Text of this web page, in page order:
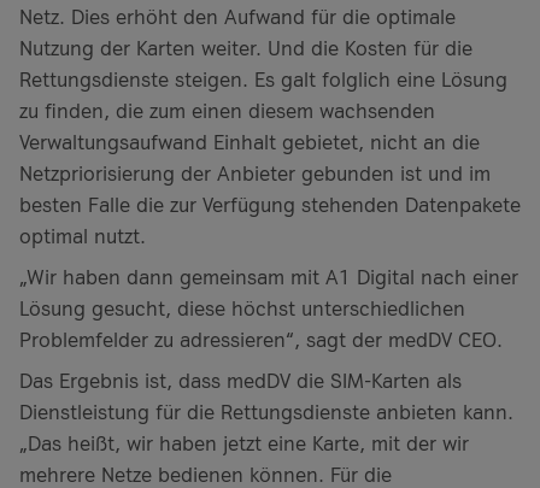
Netz. Dies erhöht den Aufwand für die optimale
Nutzung der Karten weiter. Und die Kosten für die
Rettungsdienste steigen. Es galt folglich eine Lösung
zu finden, die zum einen diesem wachsenden
Verwaltungsaufwand Einhalt gebietet, nicht an die
Netzpriorisierung der Anbieter gebunden ist und im
besten Falle die zur Verfügung stehenden Datenpakete
optimal nutzt.
„Wir haben dann gemeinsam mit A1 Digital nach einer
Lösung gesucht, diese höchst unterschiedlichen
Problemfelder zu adressieren“, sagt der medDV CEO.
Das Ergebnis ist, dass medDV die SIM-Karten als
Dienstleistung für die Rettungsdienste anbieten kann.
„Das heißt, wir haben jetzt eine Karte, mit der wir
mehrere Netze bedienen können. Für die